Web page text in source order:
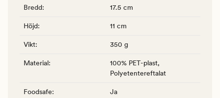
Bredd: 17.5 cm
Höjd: 11 cm
Vikt: 350 g
Material:
100% PET-plast,
Polyetentereftalat
Foodsafe: Ja